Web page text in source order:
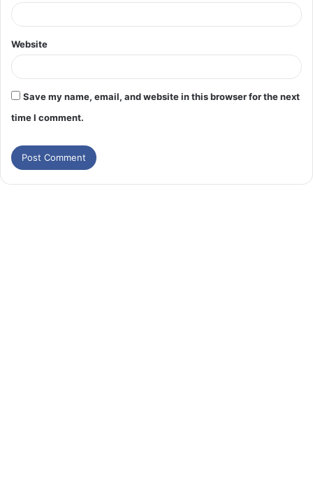
Website
Save my name, email, and website in this browser for the next
time I comment.